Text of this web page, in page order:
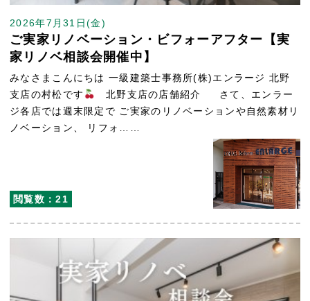
閲覧数：21
2026年7月31日(金)
ご実家リノベーション・ビフォーアフター【実
家リノベ相談会開催中】
みなさまこんにちは 一級建築士事務所(株)エンラージ 北野
支店の村松です
北野支店の店舗紹介 さて、エンラー
ジ各店では週末限定で ご実家のリノベーションや自然素材リ
ノベーション、 リフォ……